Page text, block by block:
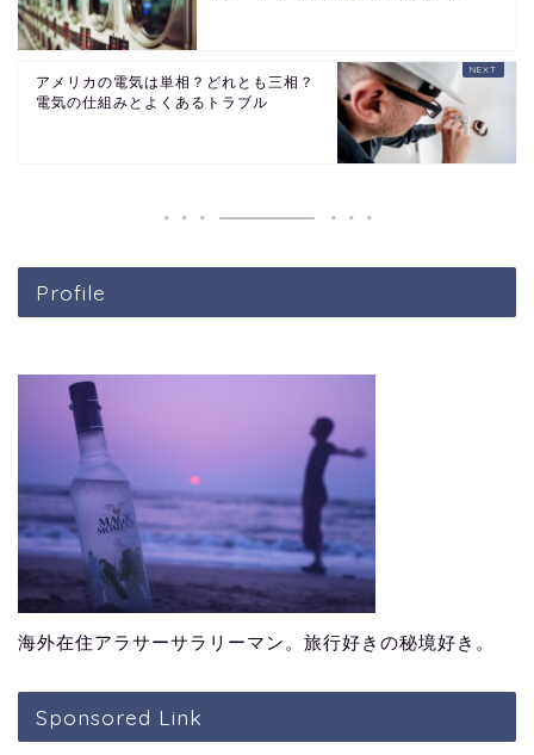
アメリカの電気は単相？どれとも三相？
電気の仕組みとよくあるトラブル
Profile
海外在住アラサーサラリーマン。旅行好きの秘境好き。
Sponsored Link